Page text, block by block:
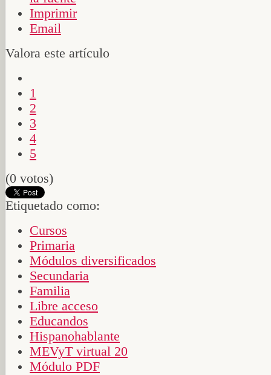
Imprimir
Email
Valora este artículo
1
2
3
4
5
(0 votos)
Etiquetado como:
Cursos
Primaria
Módulos diversificados
Secundaria
Familia
Libre acceso
Educandos
Hispanohablante
MEVyT virtual 20
Módulo PDF